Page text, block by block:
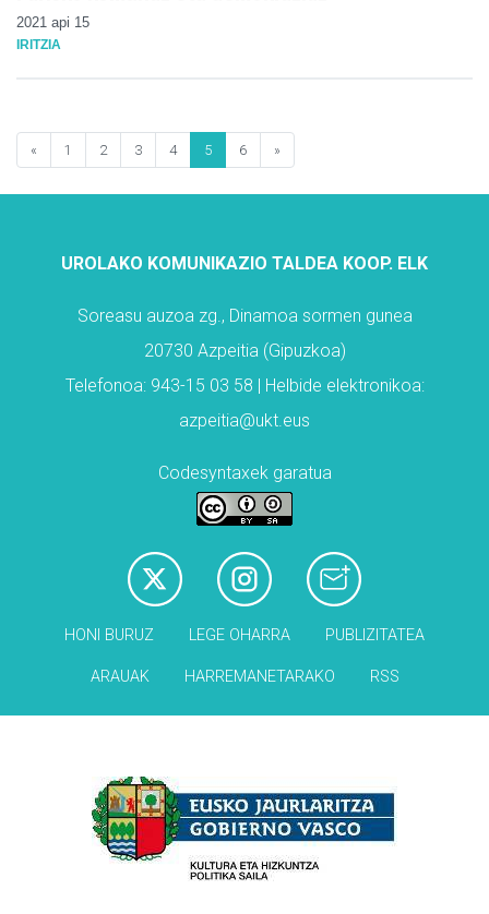
2021 api 15
IRITZIA
« 1 2 3 4 5 6 »
UROLAKO KOMUNIKAZIO TALDEA KOOP. ELK
Soreasu auzoa zg., Dinamoa sormen gunea
20730 Azpeitia (Gipuzkoa)
Telefonoa: 943-15 03 58 | Helbide elektronikoa:
azpeitia@ukt.eus
Codesyntaxek garatua
HONI BURUZ LEGE OHARRA PUBLIZITATEA
ARAUAK HARREMANETARAKO RSS